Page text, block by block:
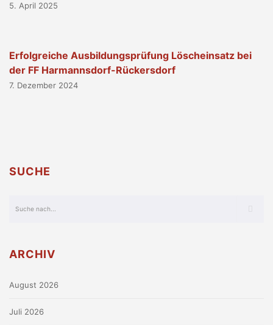
5. April 2025
Erfolgreiche Ausbildungsprüfung Löscheinsatz bei
der FF Harmannsdorf-Rückersdorf
7. Dezember 2024
SUCHE
ARCHIV
August 2026
Juli 2026